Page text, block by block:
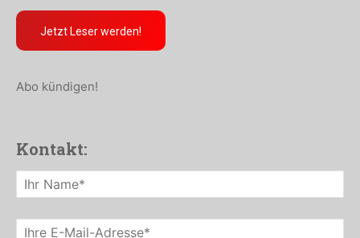
Jetzt Leser werden!
Abo kündigen!
Kontakt: